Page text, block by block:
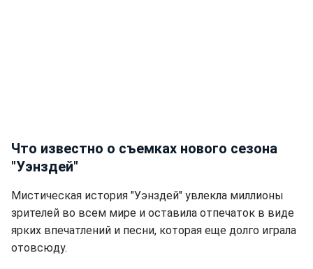
Что известно о съемках нового сезона
"Уэнздей"
Мистическая история "Уэнздей" увлекла миллионы
зрителей во всем мире и оставила отпечаток в виде
ярких впечатлений и песни, которая еще долго играла
отовсюду.